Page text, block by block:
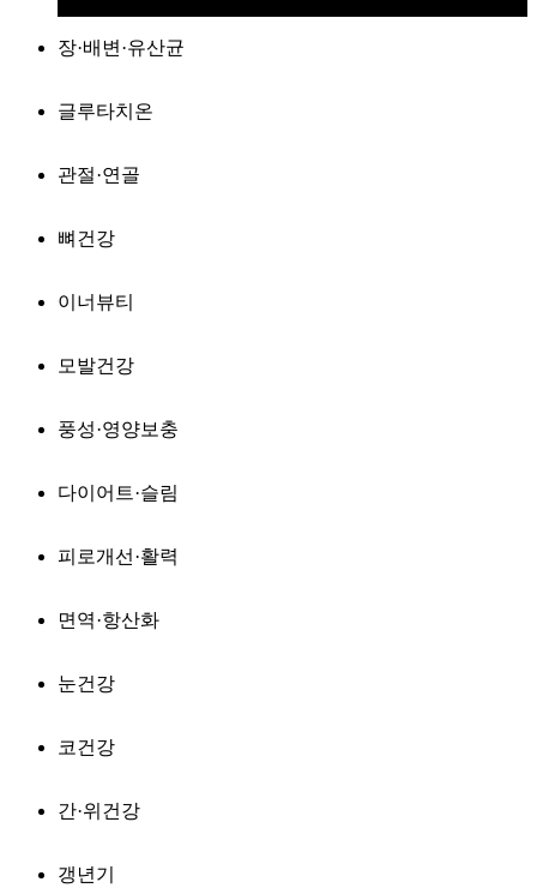
장·배변·유산균
글루타치온
관절·연골
뼈건강
이너뷰티
모발건강
풍성·영양보충
다이어트·슬림
피로개선·활력
면역·항산화
눈건강
코건강
간·위건강
갱년기